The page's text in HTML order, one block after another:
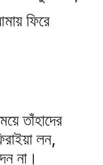
ফিরে
তাঁহাদের
লন,
না।